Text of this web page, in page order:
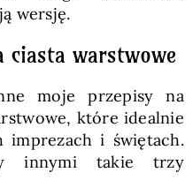
wersję.
ciasta warstwowe
moje przepisy na
które idealnie
imprezach i świętach.
innymi takie trzy